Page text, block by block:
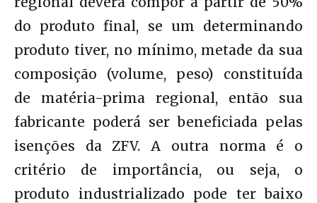
do produto final, se um determinando
produto tiver, no mínimo, metade da sua
composição (volume, peso) constituída
de matéria-prima regional, então sua
fabricante poderá ser beneficiada pelas
isenções da ZFV. A outra norma é o
critério de importância, ou seja, o
produto industrializado pode ter baixo